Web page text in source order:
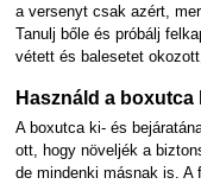
a versenyt csak azért,
Tanulj bőle és próbálj
vétett és balesetet
Használd a boxutca
A boxutca ki- és
ott, hogy növeljék a
de mindenki másnak is. A